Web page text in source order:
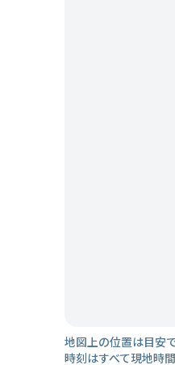
地図上の位置は目安で
時刻はすべて現地時